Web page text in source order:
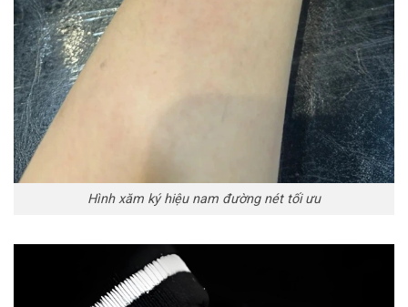
Hình xăm ký hiệu nam đường nét tối ưu